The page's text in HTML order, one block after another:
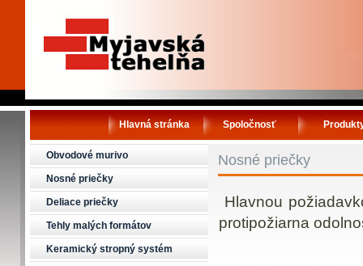
Hlavná stránka Spoločnosť
Obvodové murivo
Nosné priečky
Deliace priečky
Tehly malých formátov
Keramický stropný systém
Nosné priečky
Hlavnou
protipožiarna